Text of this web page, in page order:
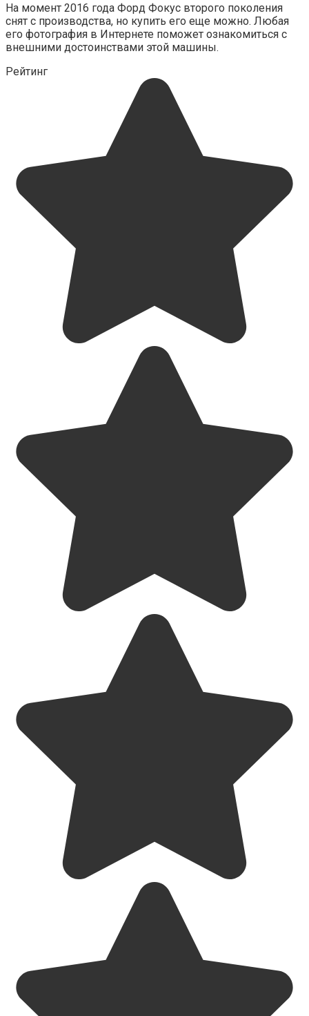
На момент 2016 года Форд Фокус второго поколения
снят с производства, но купить его еще можно. Любая
его фотография в Интернете поможет ознакомиться с
внешними достоинствами этой машины.
Рейтинг